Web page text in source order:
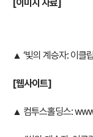
[이미지 자료]
▲ ‘빛의 계승자: 이클
[웹사이트]
▲ 컴투스홀딩스: